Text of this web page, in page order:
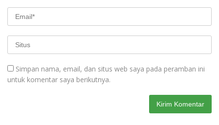
Simpan nama, email, dan situs web saya pada peramban ini
untuk komentar saya berikutnya.